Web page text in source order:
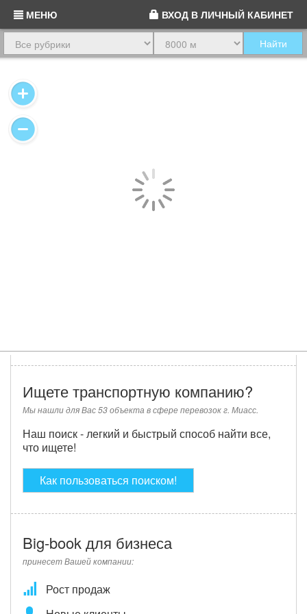
МЕНЮ ВХОД В ЛИЧНЫЙ КАБИНЕТ
Найти
Ищете транспортную компанию?
Мы нашли для Вас 53 объекта в сфере перевозок г. Миасс.
Наш поиск - легкий и быстрый способ найти все,
что ищете!
Как пользоваться поиском!
Big-book для бизнеса
принесет Вашей компании:
Рост продаж